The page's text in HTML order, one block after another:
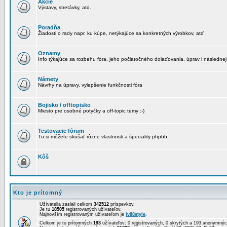
Akcie
Výstavy, stretávky, atd.
Poradňa
Žiadosti o rady napr. ku kúpe, netýkajúce sa konkretných výrobkov, atď
Oznamy
Info týkajúce sa rozbehu fóra, jeho počiatočného dolaďovania, úprav i následnej
Námety
Návrhy na úpravy, vylepšenie funkčnosti fóra
Bojisko / offtopisko
Miesto pre osobné potyčky a off-topic temy :-)
Testovacie fórum
Tu si môžete skušať rôzne vlastnosti a špeciality phpbb.
Kôš
Kto je prítomný
Užívatelia zaslali celkom 342512 príspevkov.
Je tu 18505 registrovaných užívateľov.
Najnovším registrovaným užívateľom je lv88style.
Celkom je tu prítomných 193 užívateľov: 0 registrovaných, 0 skrytých a 193